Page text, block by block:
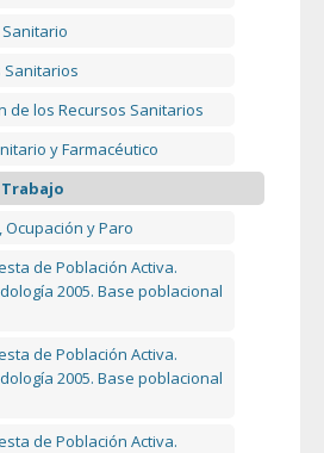
Sanitarios
de los Recursos Sanitarios
y Farmacéutico
Ocupación y Paro
de Población Activa.
2005. Base poblacional
de Población Activa.
2005. Base poblacional
de Población Activa.